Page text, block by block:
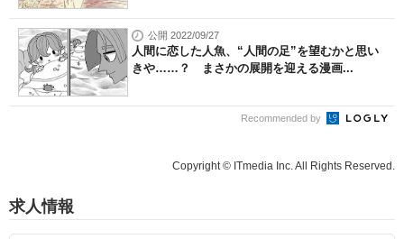
公開 2022/09/27
人間に恋した人魚、“人間の足”を望むかと思い
きや……？ まさかの展開を迎える漫画...
Recommended by
Copyright © ITmedia Inc. All Rights Reserved.
求人情報